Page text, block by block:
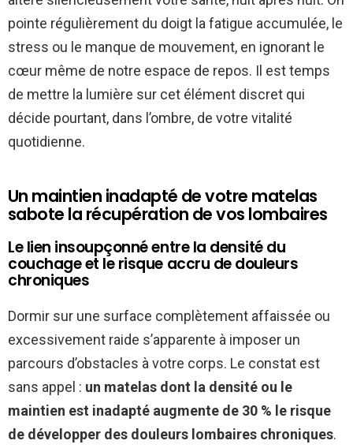
pointe régulièrement du doigt la fatigue accumulée, le
stress ou le manque de mouvement, en ignorant le
cœur même de notre espace de repos. Il est temps
de mettre la lumière sur cet élément discret qui
décide pourtant, dans l’ombre, de votre vitalité
quotidienne.
Un maintien inadapté de votre matelas
sabote la récupération de vos lombaires
Le lien insoupçonné entre la densité du
couchage et le risque accru de douleurs
chroniques
Dormir sur une surface complètement affaissée ou
excessivement raide s’apparente à imposer un
parcours d’obstacles à votre corps. Le constat est
sans appel : un matelas dont la densité ou le
maintien est inadapté augmente de 30 % le risque
de développer des douleurs lombaires chroniques.